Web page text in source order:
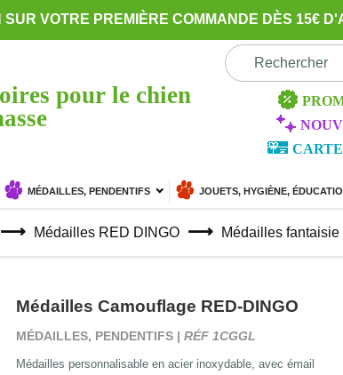
SUR VOTRE PREMIÈRE COMMANDE DÈS 15€
pour le chien
MÉDAILLES, PENDENTIFS JOUETS, HYGIÈNE,
Médailles RED DINGO Médailles fantaisie
Médailles Camouflage RED-DINGO
MÉDAILLES, PENDENTIFS | RÉF 1CGGL
Médailles personnalisable en acier inoxydable, avec émail